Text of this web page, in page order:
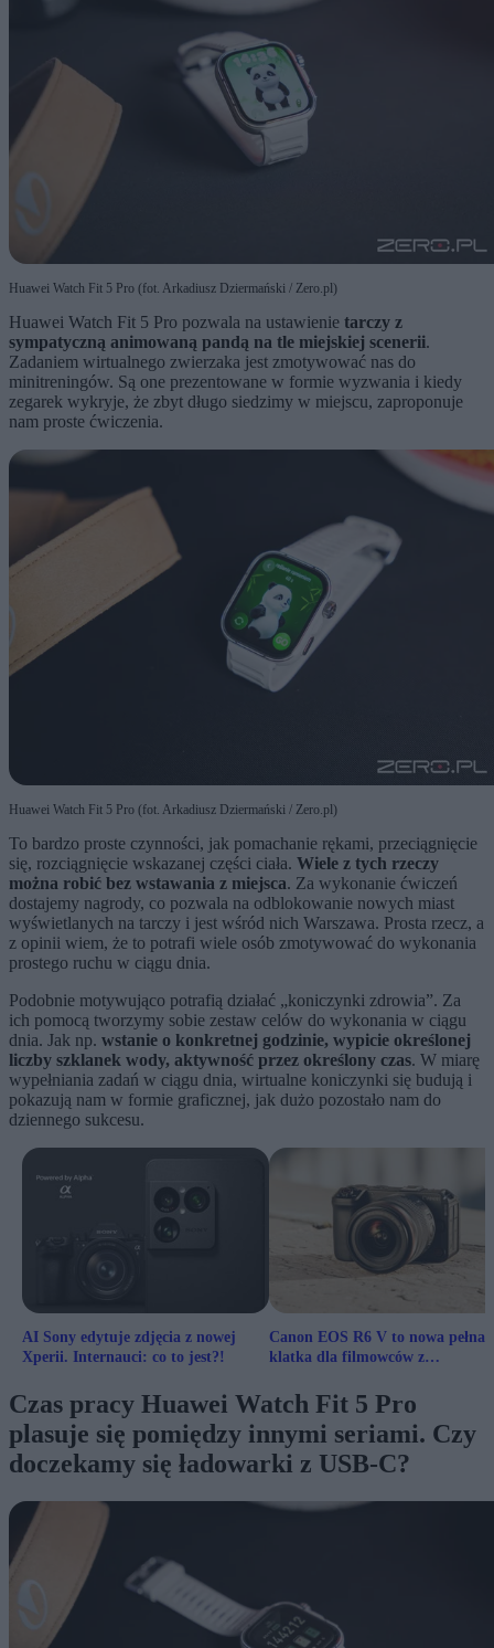
Huawei Watch Fit 5 Pro (fot. Arkadiusz Dziermański / Zero.pl)
Huawei Watch Fit 5 Pro pozwala na ustawienie tarczy z
sympatyczną animowaną pandą na tle miejskiej scenerii.
Zadaniem wirtualnego zwierzaka jest zmotywować nas do
minitreningów. Są one prezentowane w formie wyzwania i kiedy
zegarek wykryje, że zbyt długo siedzimy w miejscu, zaproponuje
nam proste ćwiczenia.
Huawei Watch Fit 5 Pro (fot. Arkadiusz Dziermański / Zero.pl)
To bardzo proste czynności, jak pomachanie rękami, przeciągnięcie
się, rozciągnięcie wskazanej części ciała. Wiele z tych rzeczy
można robić bez wstawania z miejsca. Za wykonanie ćwiczeń
dostajemy nagrody, co pozwala na odblokowanie nowych miast
wyświetlanych na tarczy i jest wśród nich Warszawa. Prosta rzecz, a
z opinii wiem, że to potrafi wiele osób zmotywować do wykonania
prostego ruchu w ciągu dnia.
Podobnie motywująco potrafią działać „koniczynki zdrowia”. Za
ich pomocą tworzymy sobie zestaw celów do wykonania w ciągu
dnia. Jak np. wstanie o konkretnej godzinie, wypicie określonej
liczby szklanek wody, aktywność przez określony czas. W miarę
wypełniania zadań w ciągu dnia, wirtualne koniczynki się budują i
pokazują nam w formie graficznej, jak dużo pozostało nam do
dziennego sukcesu.
AI Sony edytuje zdjęcia z nowej
Xperii. Internauci: co to jest?!
Canon EOS R6 V to nowa pełna
klatka dla filmowców z
Czas pracy Huawei Watch Fit 5 Pro
plasuje się pomiędzy innymi seriami. Czy
doczekamy się ładowarki z USB-C?